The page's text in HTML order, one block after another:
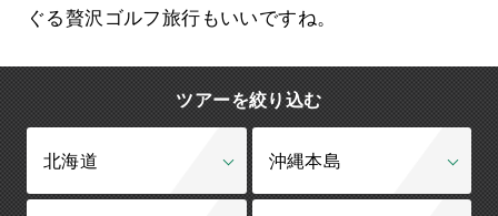
ぐる贅沢ゴルフ旅行もいいですね。
ツアーを絞り込む
北海道 沖縄本島